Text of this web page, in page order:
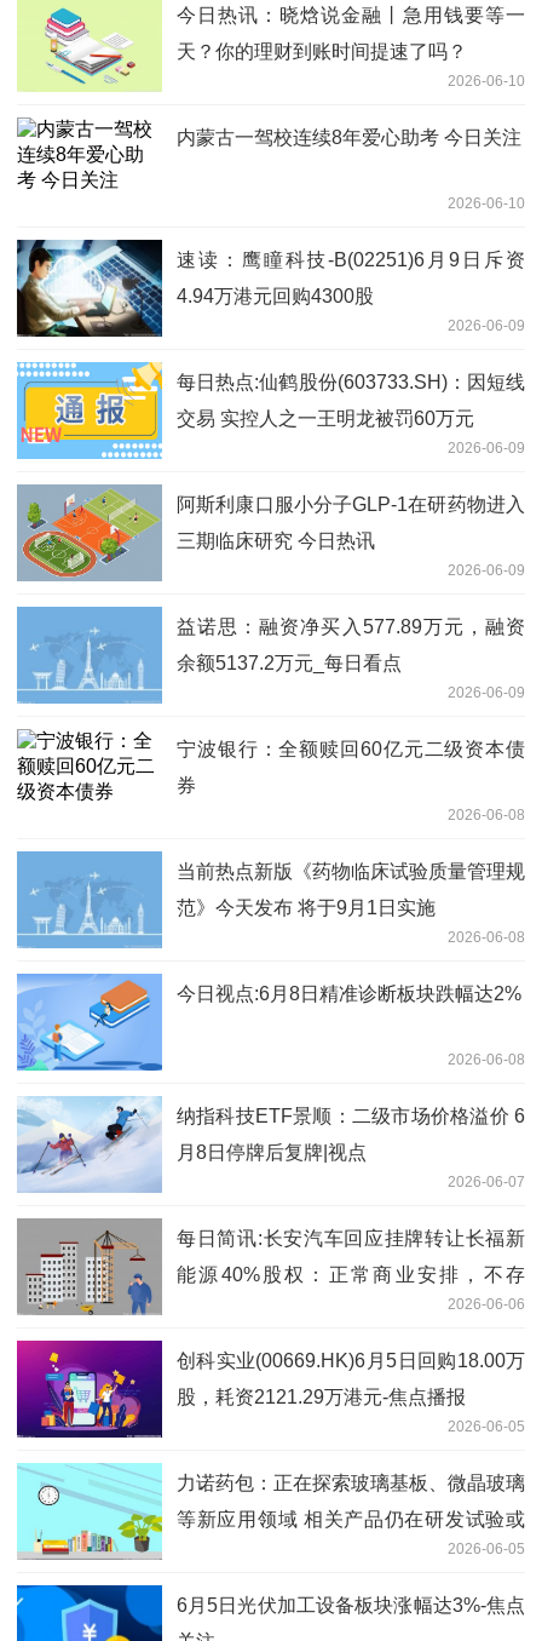
今日热讯：晓焓说金融丨急用钱要等一
天？你的理财到账时间提速了吗？
2026-06-10
内蒙古一驾校连续8年爱心助考 今日关注
2026-06-10
速读：鹰瞳科技-B(02251)6月9日斥资
4.94万港元回购4300股
2026-06-09
每日热点:仙鹤股份(603733.SH)：因短线
交易 实控人之一王明龙被罚60万元
2026-06-09
阿斯利康口服小分子GLP-1在研药物进入
三期临床研究 今日热讯
2026-06-09
益诺思：融资净买入577.89万元，融资
余额5137.2万元_每日看点
2026-06-09
宁波银行：全额赎回60亿元二级资本债
券
2026-06-08
当前热点新版《药物临床试验质量管理规
范》今天发布 将于9月1日实施
2026-06-08
今日视点:6月8日精准诊断板块跌幅达2%
2026-06-08
纳指科技ETF景顺：二级市场价格溢价 6
月8日停牌后复牌|视点
2026-06-07
每日简讯:长安汽车回应挂牌转让长福新
能源40%股权：正常商业安排，不存
2026-06-06
创科实业(00669.HK)6月5日回购18.00万
股，耗资2121.29万港元-焦点播报
2026-06-05
力诺药包：正在探索玻璃基板、微晶玻璃
等新应用领域 相关产品仍在研发试验或
2026-06-05
6月5日光伏加工设备板块涨幅达3%-焦点